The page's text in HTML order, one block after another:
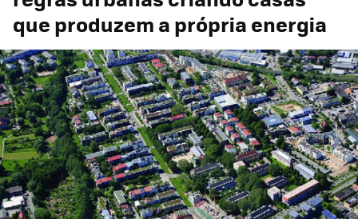
que produzem a própria energia